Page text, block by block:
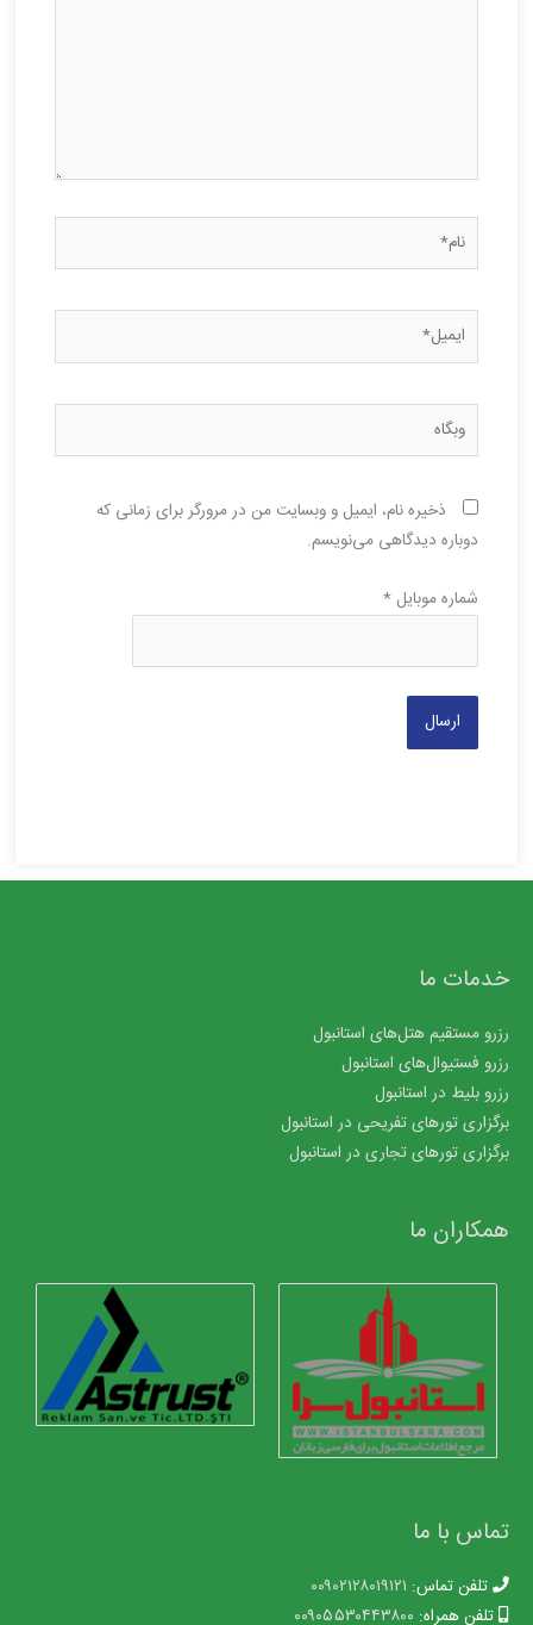
نام*
ایمیل*
وبگاه
ذخیره نام، ایمیل و وبسایت من در مرورگر برای زمانی که
دوباره دیدگاهی می‌نویسم.
شماره موبایل*
خدمات ما
رزرو مستقیم هتل‌های استانبول
رزرو فستیوال‌های استانبول
رزرو بلیط در استانبول
برگزاری تورهای تفریحی در استانبول
برگزاری تورهای تجاری در استانبول
همکاران ما
تماس با ما
تلفن تماس: ۰۰۹۰۲۱۲۸۰۱۹۱۲۱
تلفن همراه: ۰۰۹۰۵۵۳۰۴۴۳۸۰۰